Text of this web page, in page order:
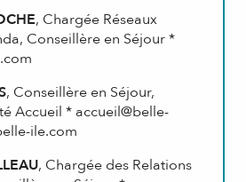
, Chargée Réseaux
Conseillère en Séjour *
, Conseillère en Séjour,
Accueil * accueil@belle-
ile.com
, Chargée des Relations